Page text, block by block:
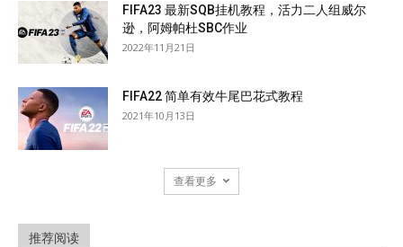
FIFA23 最新SQB挂机教程，活力二人组威尔
逊，阿姆帕杜SBC作业
2022年11月21日
FIFA22 简单有效牛尾巴花式教程
2021年10月13日
查看更多
推荐阅读